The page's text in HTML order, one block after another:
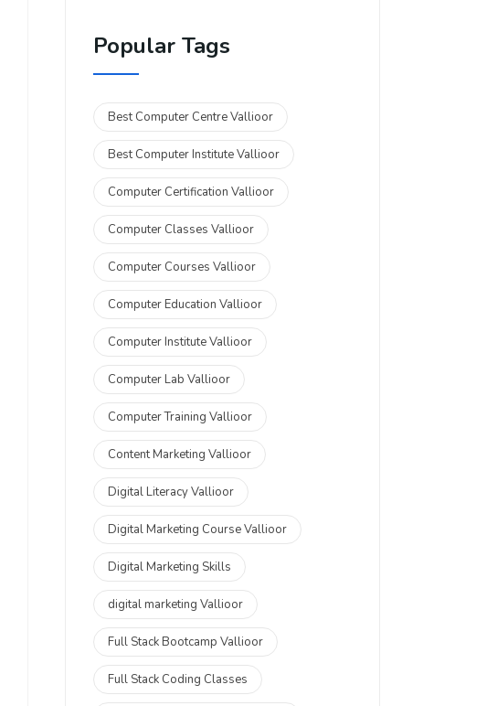
Popular Tags
Best Computer Centre Vallioor
Best Computer Institute Vallioor
Computer Certification Vallioor
Computer Classes Vallioor
Computer Courses Vallioor
Computer Education Vallioor
Computer Institute Vallioor
Computer Lab Vallioor
Computer Training Vallioor
Content Marketing Vallioor
Digital Literacy Vallioor
Digital Marketing Course Vallioor
Digital Marketing Skills
digital marketing Vallioor
Full Stack Bootcamp Vallioor
Full Stack Coding Classes